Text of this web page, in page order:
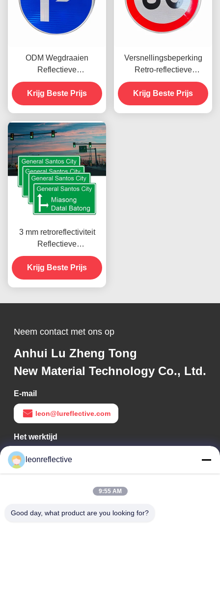
ODM Wegdraaien
Reflectieve
Veiligheidsborden PET
Aluminium Board
Krijg Beste Prijs
Versnellingsbeperking
Retro-reflectieve
stopborden
Verkeerssymbool Ronde
vorm
Krijg Beste Prijs
3 mm retroreflectiviteit
Reflectieve
veiligheidsborden voor de
snelweg
Krijg Beste Prijs
Neem contact met ons op
Anhui Lu Zheng Tong
New Material Technology Co., Ltd.
E-mail
leon@lureflective.com
Het werktijd
9:00-18:00
Ons adres
Technology Park, High-tech Zone, Hefei, Anhui, China
leonreflective
9:55 AM
Good day, what product are you looking for?